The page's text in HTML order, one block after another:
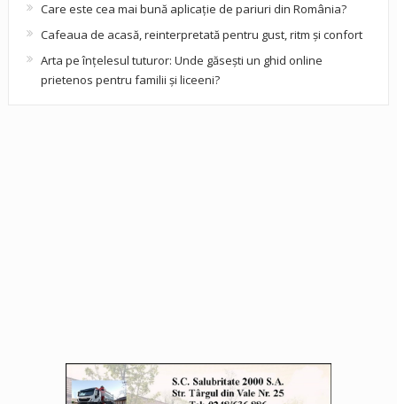
Care este cea mai bună aplicație de pariuri din România?
Cafeaua de acasă, reinterpretată pentru gust, ritm și confort
Arta pe înțelesul tuturor: Unde găsești un ghid online
prietenos pentru familii și liceeni?